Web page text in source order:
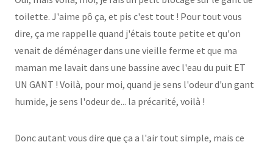
toilette. J'aime pô ça, et pis c'est tout ! Pour tout vous
dire, ça me rappelle quand j'étais toute petite et qu'on
venait de déménager dans une vieille ferme et que ma
maman me lavait dans une bassine avec l'eau du puit ET
UN GANT ! Voilà, pour moi, quand je sens l'odeur d'un gant
humide, je sens l'odeur de... la précarité, voilà !
Donc autant vous dire que ça a l'air tout simple, mais ce